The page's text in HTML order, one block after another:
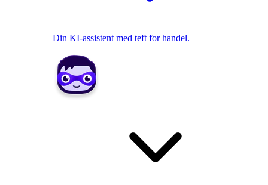
Din KI-assistent med teft for handel.